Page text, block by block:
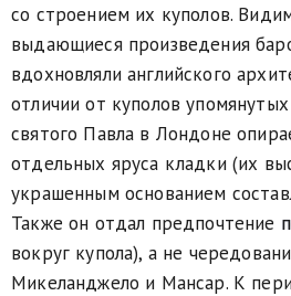
со строением их куполов.
выдающиеся произведения
вдохновляли английского
отличии от куполов
святого Павла в Лондоне
отдельных яруса кладки (их
украшенным основанием
Также он отдал предпочтение
вокруг купола), а не
Микеланджело и Мансар. К